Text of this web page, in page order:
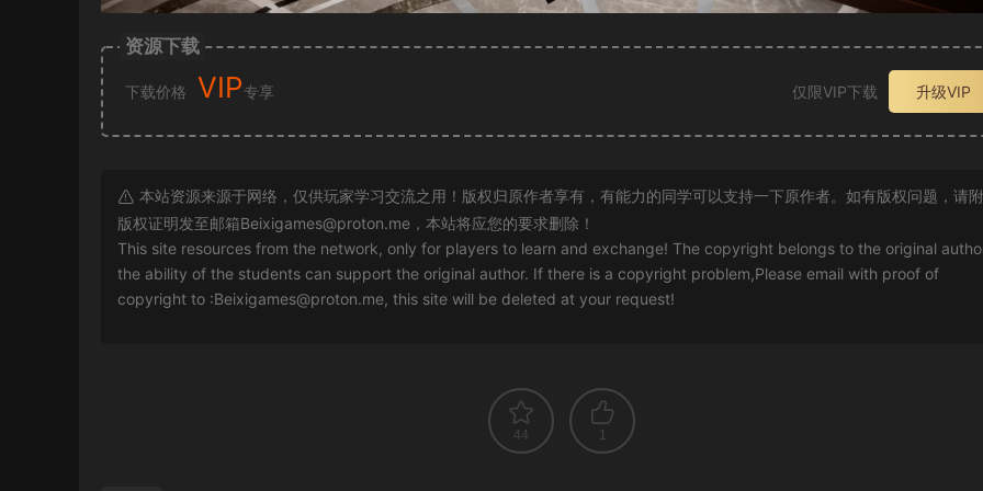
资源下载
下载价格 VIP专享 仅限VIP下载 升级VIP
本站资源来源于网络，仅供玩家学习交流之用！版权归原作者享有，有能力的同学可以支持一下原作者。如有版权问题，请
版权证明发至邮箱Beixigames@proton.me ，本站将应您的要求删除！
This site resources from the network, only for players to learn and exchange! The copyright belongs to the original
the ability of the students can support the original author. If there is a copyright problem,Please email with proof of
copyright to :Beixigames@proton.me, this site will be deleted at your request!
44 1